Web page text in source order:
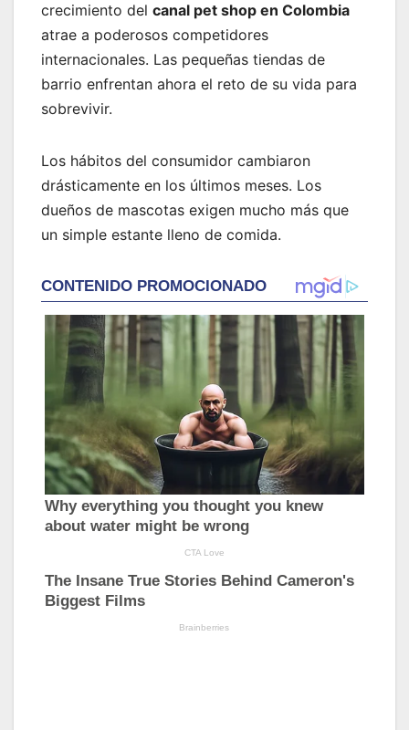
crecimiento del canal pet shop en Colombia
atrae a poderosos competidores
internacionales. Las pequeñas tiendas de
barrio enfrentan ahora el reto de su vida para
sobrevivir.
Los hábitos del consumidor cambiaron
drásticamente en los últimos meses. Los
dueños de mascotas exigen mucho más que
un simple estante lleno de comida.